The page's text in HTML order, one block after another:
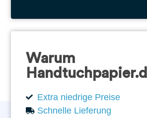
Warum
Extra niedrige Preise
Schnelle Lieferung